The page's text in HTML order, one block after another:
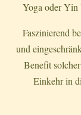
Yoga oder Yin
Faszinierend
und
Benefit
Einkehr in